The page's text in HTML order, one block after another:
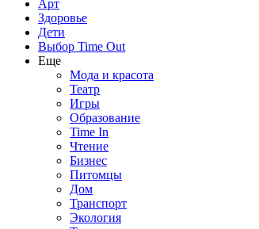
Арт
Здоровье
Дети
Выбор Time Out
Еще
Мода и красота
Театр
Игры
Образование
Time In
Чтение
Бизнес
Питомцы
Дом
Транспорт
Экология